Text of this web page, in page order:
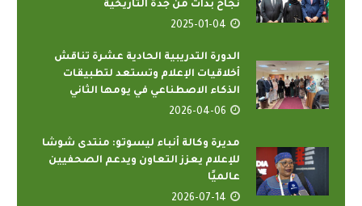
نجاح بدأت من جدة التاريخية
2025-01-04
الدورة التدريبية الحادية عشرة تناقش
أخلاقيات الإعلام وتستعد لتطبيقات
الذكاء الاصطناعي في يومها الثاني
2026-04-06
مديرة وكالة أنباء ليسوتو: منتدى شوشا
للإعلام يعزز التعاون ويدعم الصحفيين
عالميًا
2026-07-14